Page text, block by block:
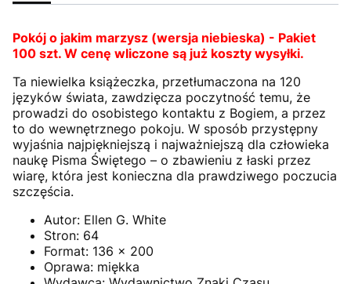
Pokój o jakim marzysz (wersja niebieska) - Pakiet
100 szt. W cenę wliczone są już koszty wysyłki.
Ta niewielka książeczka, przetłumaczona na 120
języków świata, zawdzięcza poczytność temu, że
prowadzi do osobistego kontaktu z Bogiem, a przez
to do wewnętrznego pokoju. W sposób przystępny
wyjaśnia najpiękniejszą i najważniejszą dla człowieka
naukę Pisma Świętego – o zbawieniu z łaski przez
wiarę, która jest konieczna dla prawdziwego poczucia
szczęścia.
Autor: Ellen G. White
Stron: 64
Format: 136 x 200
Oprawa: miękka